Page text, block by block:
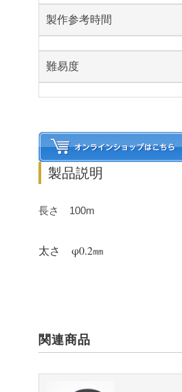
製作参考時間
難易度
製品説明
長さ 100m
太さ φ0.2㎜
関連商品